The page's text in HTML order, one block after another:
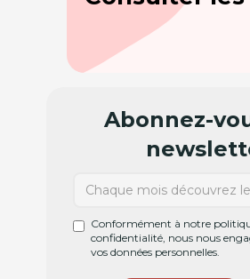
Abonnez-
Conformément à notre
confidentialité, nous nous
vos données personnelles.